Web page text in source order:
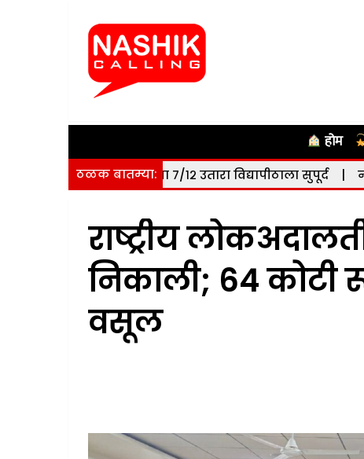
होम
ठळक बातम्या:
जमिनीचा ७/१२ उतारा विद्यापीठाला सुपूर्द | नाशिक: सोमवारी
राष्ट्रीय
निकाली; 64
वसूल